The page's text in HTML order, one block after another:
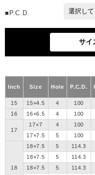
■P.C.D.
Inch Size Hole P.C.D.
15
15×4.5 4 100
16
16×6.5 4 100
17
17×7 4 100
17×7.5
5 100
18
18×7.5 5 114.3
18×7.5
5 114.3
18×7.5
5 114.3